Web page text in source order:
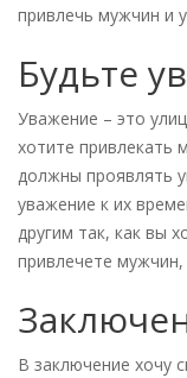
привлечь мужчин и
Будьте
Уважение – это
хотите привлекать
должны проявлять
уважение к их
другим так, как вы
привлечете
В заключение хочу